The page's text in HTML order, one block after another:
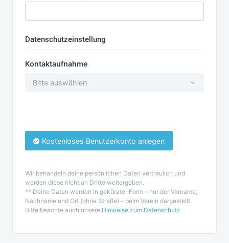
Datenschutzeinstellung
Kontaktaufnahme
Bitte auswählen
Kostenloses Benutzerkonto anlegen
Wir behandeln deine persönlichen Daten vertraulich und
werden diese nicht an Dritte weitergeben.
** Deine Daten werden in gekürzter Form – nur der Vorname,
Nachname und Ort (ohne Straße) – beim Verein dargestellt.
Bitte beachte auch unsere Hinweise zum Datenschutz